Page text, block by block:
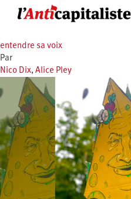
principal
entendre sa voix
Par
Nico Dix, Alice Pley